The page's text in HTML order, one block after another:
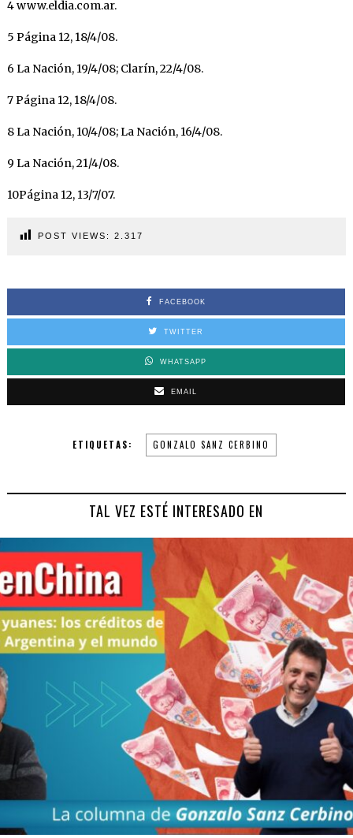
4 www.eldia.com.ar.
5 Página 12, 18/4/08.
6 La Nación, 19/4/08; Clarín, 22/4/08.
7 Página 12, 18/4/08.
8 La Nación, 10/4/08; La Nación, 16/4/08.
9 La Nación, 21/4/08.
10Página 12, 13/7/07.
POST VIEWS: 2.317
FACEBOOK
TWITTER
WHATSAPP
EMAIL
ETIQUETAS: GONZALO SANZ CERBINO
TAL VEZ ESTÉ INTERESADO EN